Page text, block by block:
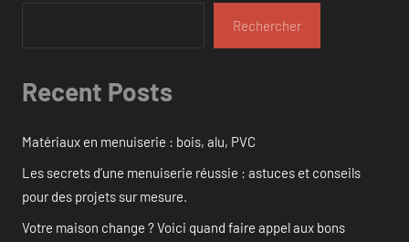
Rechercher
Recent Posts
Matériaux en menuiserie : bois, alu, PVC
Les secrets d’une menuiserie réussie : astuces et conseils
pour des projets sur mesure.
Votre maison change ? Voici quand faire appel aux bons